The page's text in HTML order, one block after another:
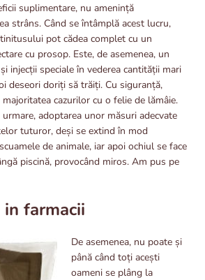
suplimentare, nu amenință
strâns. Când se întâmplă acest lucru,
pot cădea complet cu un
cu prosop. Este, de asemenea, un
injecții speciale în vederea cantității mari
deseori doriți să trăiți. Cu siguranță,
cazurilor cu o felie de lămâie.
adoptarea unor măsuri adecvate
tuturor, deși se extind în mod
de animale, iar apoi ochiul se face
piscină, provocând miros. Am pus pe
in farmacii
De asemenea, nu poate și
până când toți acești
oameni se plâng la